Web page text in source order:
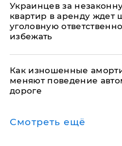
Украинцев за
квартир в аренду ждет
уголовную
избежать
Как изношенные
меняют поведение
дороге
Смотреть ещё